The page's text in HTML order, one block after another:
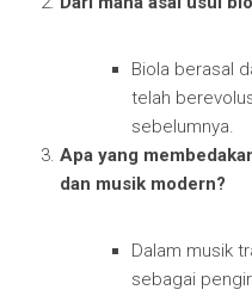
Biola berasal
telah
sebelumnya.
Apa yang
dan musik modern?
Dalam musik
sebagai